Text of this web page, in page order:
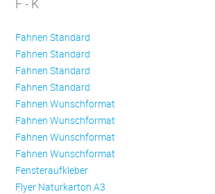
Fahnen Standard
Fahnen Standard
Fahnen Standard
Fahnen Standard
Fahnen Wunschformat
Fahnen Wunschformat
Fahnen Wunschformat
Fahnen Wunschformat
Fensteraufkleber
Flyer Naturkarton A3